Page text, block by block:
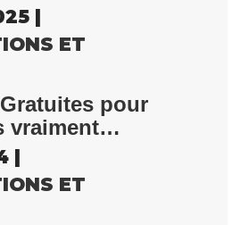
|
ET
pour
vraiment…
|
ET